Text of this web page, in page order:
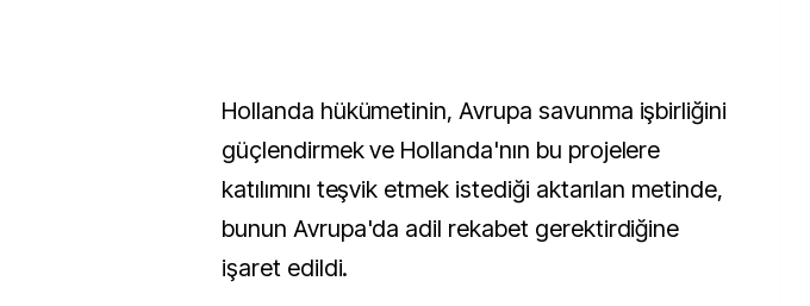
Hollanda hükümetinin, Avrupa savunma işbirliğini
güçlendirmek ve Hollanda'nın bu projelere
katılımını teşvik etmek istediği aktarılan metinde,
bunun Avrupa'da adil rekabet gerektirdiğine
işaret edildi.